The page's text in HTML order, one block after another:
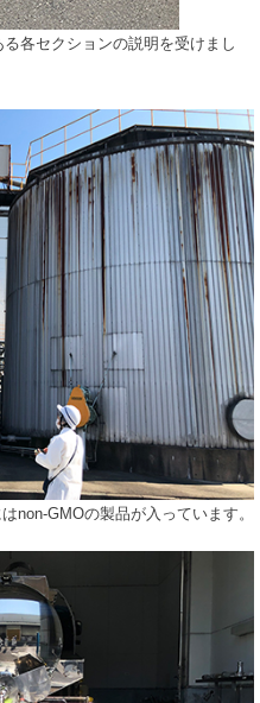
各セクションの説明を受けまし
non-GMOの製品が入っています。